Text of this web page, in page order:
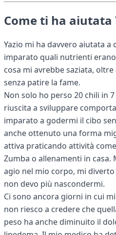
Come ti ha aiutata
Yazio mi ha davvero aiutata a
imparato quali nutrienti
cosa mi avrebbe saziata,
senza patire la fame.
Non solo ho perso 20 chili in
riuscita a sviluppare
imparato a godermi il cibo
anche ottenuto una forma
attiva praticando attività
Zumba o allenamenti in
agio nel mio corpo, mi
non devo più nascondermi.
Ci sono ancora giorni in cui
non riesco a credere che
peso ha anche diminuito il